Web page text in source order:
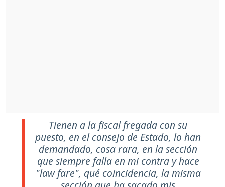
Tienen a la fiscal fregada con su
puesto, en el consejo de Estado, lo han
demandado, cosa rara, en la sección
que siempre falla en mi contra y hace
"law fare", qué coincidencia, la misma